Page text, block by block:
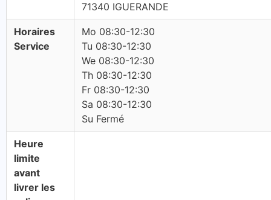
71340 IGUERANDE
Horaires
Service
Mo 08:30-12:30
Tu 08:30-12:30
We 08:30-12:30
Th 08:30-12:30
Fr 08:30-12:30
Sa 08:30-12:30
Su Fermé
Heure
limite
avant
livrer les